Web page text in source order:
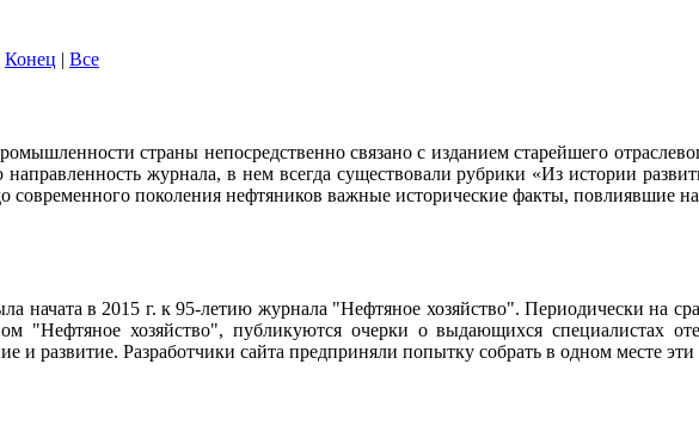
Конец | Все
страны непосредственно связано с изданием старейшего
направленность журнала, в нем всегда существовали рубрики «Из истории
современного поколения нефтяников важные исторические факты, повлиявшие
начата в 2015 г. к 95-летию журнала "Нефтяное хозяйство". Периодически на
"Нефтяное хозяйство", публикуются очерки о выдающихся специалистах
и развитие. Разработчики сайта предприняли попытку собрать в одном месте